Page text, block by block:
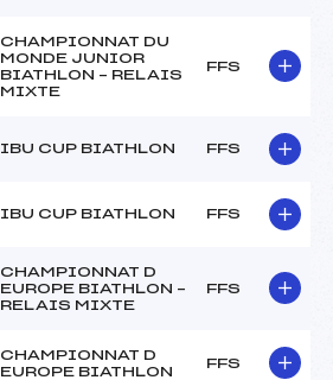
CHAMPIONNAT DU
MONDE JUNIOR
BIATHLON – RELAIS
MIXTE
FFS
IBU CUP BIATHLON FFS
IBU CUP BIATHLON FFS
CHAMPIONNAT D
EUROPE BIATHLON –
RELAIS MIXTE
FFS
CHAMPIONNAT D
EUROPE BIATHLON
FFS